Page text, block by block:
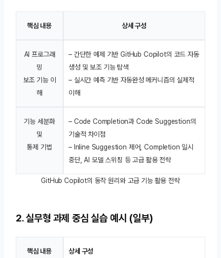
핵심 내용 상세 구성
AI 프로그래
밍
보조 기능 이
해
– 간단한 예제 기반 GitHub Copilot의 코드 자동
생성 및 보조 기능 탐색
– 실시간 예측 기반 자동완성 메커니즘의 실제적
이해
기능 세분화
및
통제 기법
– Code Completion과 Code Suggestion의
기술적 차이점
– Inline Suggestion 제어, Completion 일시
중단, AI 모델 스위칭 등 고급 활용 전략
GitHub Copilot의 동작 원리와 고급 기능 활용 전략
2. 실무형 과제 중심 실습 예시 (일부)
핵심 내용 상세 구성